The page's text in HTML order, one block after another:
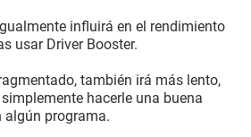
influirá en el rendimiento
usar Driver Booster.
también irá más lento,
hacerle una buena
programa.